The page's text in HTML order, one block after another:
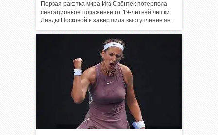
Первая ракетка мира Ига Свёнтек потерпела
сенсационное поражение от 19-летней чешки
Линды Носковой и завершила выступление ан...